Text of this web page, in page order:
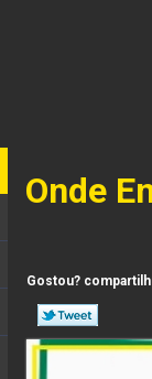
Onde
Gostou?